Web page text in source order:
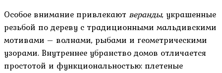
Особое внимание привлекают веранды, украшенные
резьбой по дереву с традиционными мальдивскими
мотивами – волнами, рыбами и геометрическими
узорами. Внутреннее убранство домов отличается
простотой и функциональностью: плетеные